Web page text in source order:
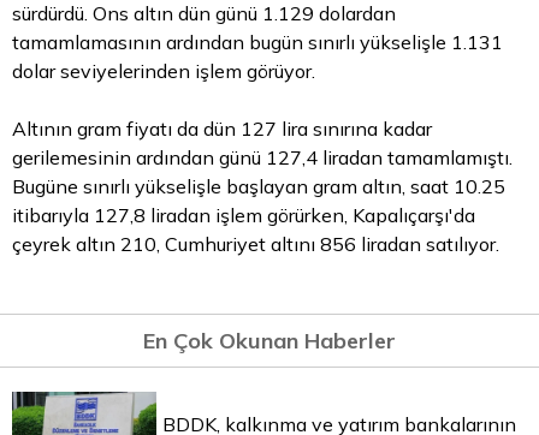
sürdürdü. Ons altın dün günü 1.129 dolardan
tamamlamasının ardından bugün sınırlı yükselişle 1.131
dolar seviyelerinden işlem görüyor.
Altının gram fiyatı da dün 127 lira sınırına kadar
gerilemesinin ardından günü 127,4 liradan tamamlamıştı.
Bugüne sınırlı yükselişle başlayan gram altın, saat 10.25
itibarıyla 127,8 liradan işlem görürken, Kapalıçarşı'da
çeyrek altın 210, Cumhuriyet altını 856 liradan satılıyor.
En Çok Okunan Haberler
BDDK, kalkınma ve yatırım bankalarının